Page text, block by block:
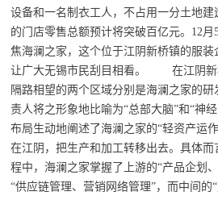
设备和一名制衣工人，不占用一分土地
的门店零售总额预计将突破百亿元。12
焦海澜之家，这个位于江阴新桥镇的服装
让广大无锡市民刮目相看。 在江阴新
隔路相望的两个区域分别是海澜之家的
责人将之形象地比喻为“总部大脑”和“神
布局生动地阐述了海澜之家的“轻资产运
在江阴，把生产和加工转移出去。具体
程中，海澜之家掌握了上游的“产品企划
“供应链管理、营销网络管理”，而中间的